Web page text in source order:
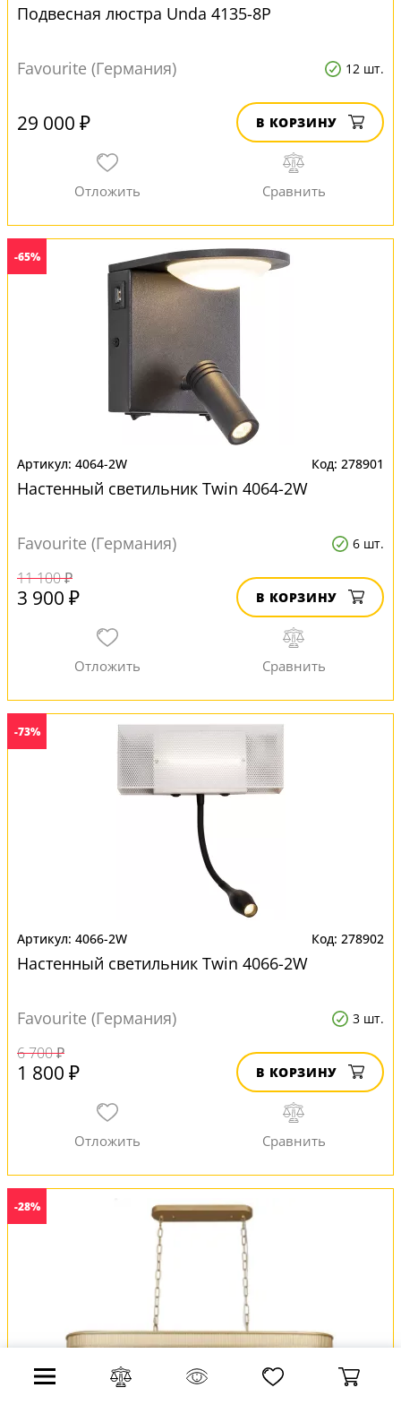
Подвесная люстра Unda 4135-8P
Favourite (Германия) 12 шт.
29 000 ₽ В КОРЗИНУ
-65%
4064-2W 278901
Настенный светильник Twin 4064-2W
Favourite (Германия) 6 шт.
11 100 ₽
3 900 ₽ В КОРЗИНУ
-73%
4066-2W 278902
Настенный светильник Twin 4066-2W
Favourite (Германия) 3 шт.
6 700 ₽
1 800 ₽ В КОРЗИНУ
-28%